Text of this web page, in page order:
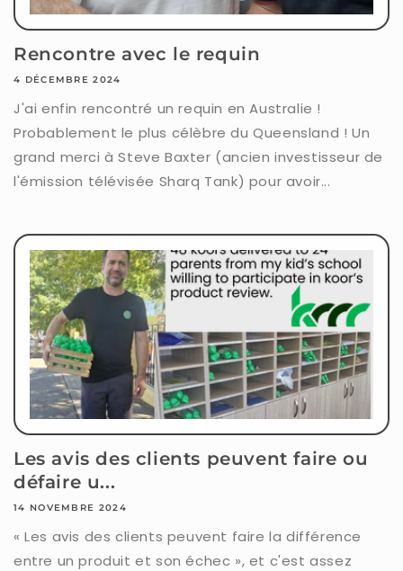
Rencontre avec le requin
4 DÉCEMBRE 2024
J'ai enfin rencontré un requin en Australie !
Probablement le plus célèbre du Queensland ! Un
grand merci à Steve Baxter (ancien investisseur de
l'émission télévisée Sharq Tank) pour avoir...
Les avis des clients peuvent faire ou
défaire u...
14 NOVEMBRE 2024
« Les avis des clients peuvent faire la différence
entre un produit et son échec », et c'est assez